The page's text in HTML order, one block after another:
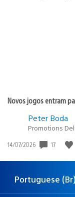
Novos jogos entram
Peter Boda
Promotions
Data
publicação:
14/07/2026 17
Selecione
uma
Região
atual:
Portuguese (Br)